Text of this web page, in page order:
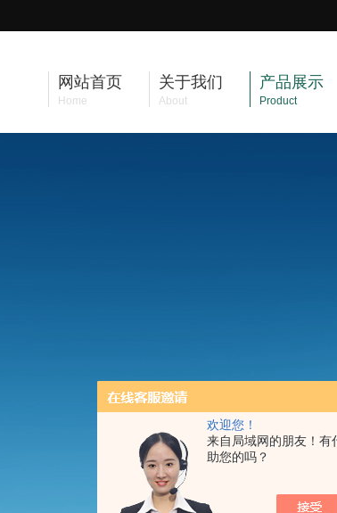
欢迎您！
来自局域网的朋友！有
助您的吗？
网站首页
Home
关于我们
About
产品展示
Product